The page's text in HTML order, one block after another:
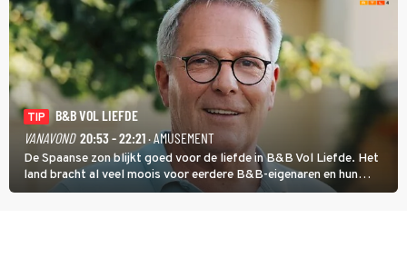
TIP
B&B VOL LIEFDE
VANAVOND 20:53 - 22:21· AMUSEMENT
De Spaanse zon blijkt goed voor de liefde in B&B Vol Liefde. Het
land bracht al veel moois voor eerdere B&B-eigenaren en hun
partners. Ook Paul runt zijn gastenverblijf in Spanje. De 62-jarige